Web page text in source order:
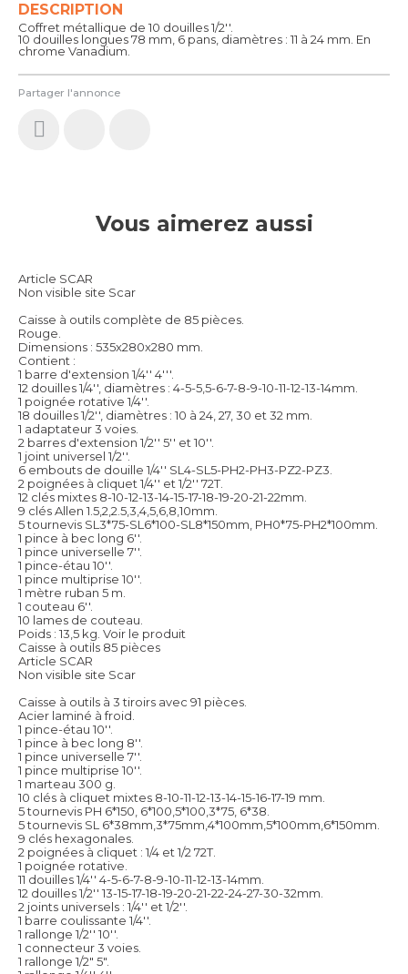
Partager l'annonce
DESCRIPTION
Coffret métallique de 10 douilles 1/2''.
10 douilles longues 78 mm, 6 pans, diamètres : 11 à 24 mm. En
chrome Vanadium.
Vous aimerez aussi
Article SCAR
Non visible site Scar
Caisse à outils complète de 85 pièces.
Rouge.
Dimensions : 535x280x280 mm.
Contient :
1 barre d'extension 1/4'' 4'''.
12 douilles 1/4'', diamètres : 4-5-5,5-6-7-8-9-10-11-12-13-14mm.
1 poignée rotative 1/4''.
18 douilles 1/2'', diamètres : 10 à 24, 27, 30 et 32 mm.
1 adaptateur 3 voies.
2 barres d'extension 1/2'' 5'' et 10''.
1 joint universel 1/2''.
6 embouts de douille 1/4'' SL4-SL5-PH2-PH3-PZ2-PZ3.
2 poignées à cliquet 1/4'' et 1/2'' 72T.
12 clés mixtes 8-10-12-13-14-15-17-18-19-20-21-22mm.
9 clés Allen 1.5,2,2.5,3,4,5,6,8,10mm.
5 tournevis SL3*75-SL6*100-SL8*150mm, PH0*75-PH2*100mm.
1 pince à bec long 6''.
1 pince universelle 7''.
1 pince-étau 10''.
1 pince multiprise 10''.
1 mètre ruban 5 m.
1 couteau 6''.
10 lames de couteau.
Poids : 13,5 kg. Voir le produit
Caisse à outils 85 pièces
Article SCAR
Non visible site Scar
Caisse à outils à 3 tiroirs avec 91 pièces.
Acier laminé à froid.
1 pince-étau 10''.
1 pince à bec long 8''.
1 pince universelle 7''.
1 pince multiprise 10''.
1 marteau 300 g.
10 clés à cliquet mixtes 8-10-11-12-13-14-15-16-17-19 mm.
5 tournevis PH 6*150, 6*100,5*100,3*75, 6*38.
5 tournevis SL 6*38mm,3*75mm,4*100mm,5*100mm,6*150mm.
9 clés hexagonales.
2 poignées à cliquet : 1/4 et 1/2 72T.
1 poignée rotative.
11 douilles 1/4'' 4-5-6-7-8-9-10-11-12-13-14mm.
12 douilles 1/2'' 13-15-17-18-19-20-21-22-24-27-30-32mm.
2 joints universels : 1/4'' et 1/2''.
1 barre coulissante 1/4''.
1 rallonge 1/2'' 10''.
1 connecteur 3 voies.
1 rallonge 1/2" 5".